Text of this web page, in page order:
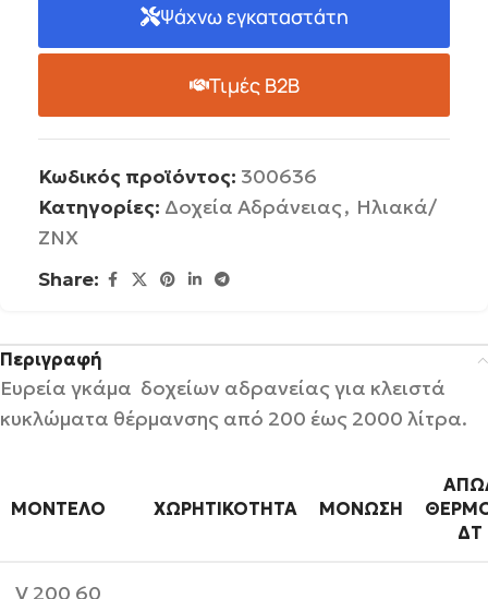
Ψάχνω εγκαταστάτη
Τιμές B2B
Κωδικός προϊόντος: 300636
Κατηγορίες: Δοχεία Αδράνειας, Ηλιακά/
ΖΝΧ
Share:
Περιγραφή
Ευρεία γκάμα δοχείων αδρανείας για κλειστά
κυκλώματα θέρμανσης από 200 έως 2000 λίτρα.
ΜΟΝΤΈΛΟ ΧΩΡΗΤΙΚΌΤΗΤΑ ΜΌΝΩΣΗ
ΔT
V 200 60